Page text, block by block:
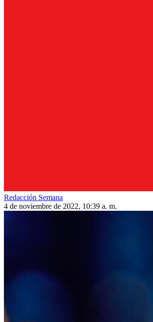
Redacción Semana
4 de noviembre de 2022, 10:39 a. m.